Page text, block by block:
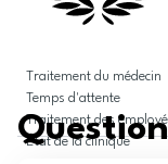
Traitement du médecin
Temps d'attente
Traitement des
État de la clinique